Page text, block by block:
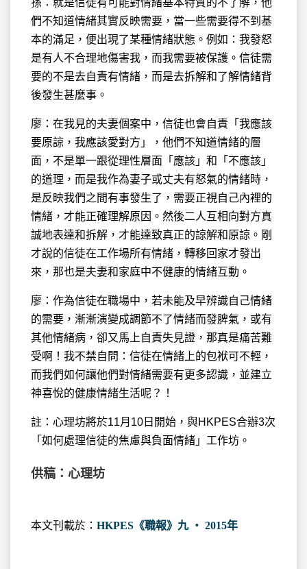
孫：就是信徒有可能對情緒基本特質的不了解，他
們不知道情緒其實反映需要，當一些需要得不到基
本的滿足，便出現了某種情緒狀態。例如：我發怒
是有人不合理地傷害我，而我需要被保護。信徒需
要的不是去自責有情緒，而是去拆解和了解情緒背
後發生甚麼事。
廖：在我見的夫妻個案中，信徒也會自責「我應該
要原諒，我應該愛對方」，他們不知道情緒的層
面，不是單一跟從理性層面「應該」和「不應該」
的道理，而是我作為妻子或丈夫有怒氣的情緒時，
是反映我們之間有事發生了，需要正視自己內裡的
情緒，才能正確理解原因。然後二人互相向對方真
誠地表達和拆解，才能達致真正的諒解和原諒。剛
才說的信徒在工作場所有情緒，轉移回家才發出
來，那也是夫妻和家庭中不健康的情緒互動。
廖：作為信徒在職場中，若未能及早辨識自己情緒
的需要，漸漸演變成調節不了情緒而發脾氣，或有
其他情緒病，卻又馬上自責失見證，那真是痛苦難
受啊！我不禁自問：信徒在情緒上的包袱可不輕，
而我們如何讓他們對情緒需要有更多認識，並建立
神喜悅的健康情緒生活呢？！
註：心理坊將於11月10日開始，與HKPES合辦3次
「如何處理信徒的焦慮與負面情緒」工作坊。
供稿：心理坊
本文刊載於： HKPES《職報》九 ‧ 2015年